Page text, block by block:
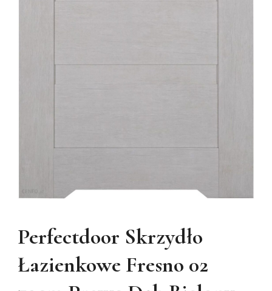
Perfectdoor Skrzydło
Łazienkowe Fresno 02